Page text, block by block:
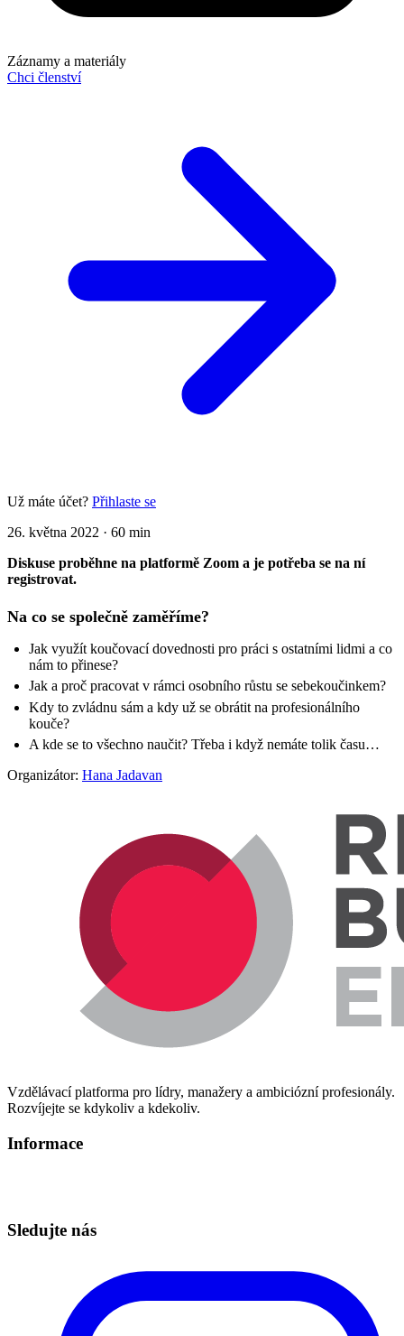
Záznamy a materiály
Chci členství
Už máte účet? Přihlaste se
26. května 2022 · 60 min
Diskuse proběhne na platformě Zoom a je potřeba se na ní
registrovat.
Na co se společně zaměříme?
Jak využít koučovací dovednosti pro práci s ostatními lidmi a co
nám to přinese?
Jak a proč pracovat v rámci osobního růstu se sebekoučinkem?
Kdy to zvládnu sám a kdy už se obrátit na profesionálního
kouče?
A kde se to všechno naučit? Třeba i když nemáte tolik času…
Organizátor: Hana Jadavan
Vzdělávací platforma pro lídry, manažery a ambiciózní profesionály.
Rozvíjejte se kdykoliv a kdekoliv.
Informace
Sledujte nás